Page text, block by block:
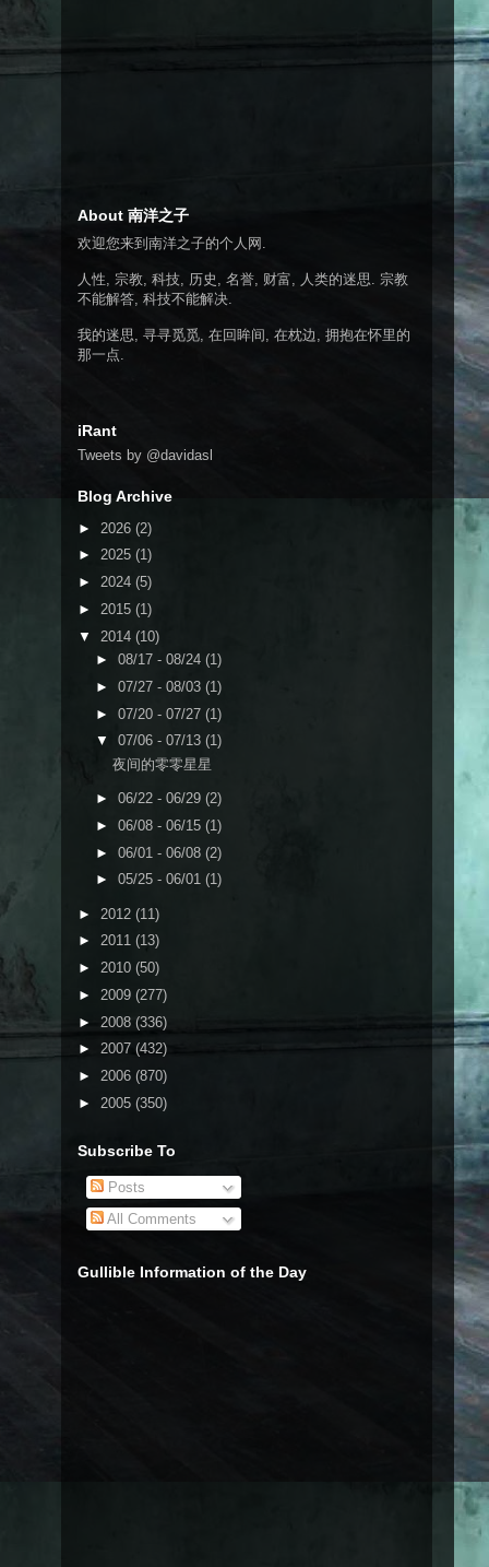
About 南洋之子
欢迎您来到南洋之子的个人网.
人性, 宗教, 科技, 历史, 名誉, 财富, 人类的迷思. 宗教
不能解答, 科技不能解决.
我的迷思, 寻寻觅觅, 在回眸间, 在枕边, 拥抱在怀里的
那一点.
iRant
Tweets by @davidasl
Blog Archive
► 2026 (2)
► 2025 (1)
► 2024 (5)
► 2015 (1)
▼ 2014 (10)
► 08/17 - 08/24 (1)
► 07/27 - 08/03 (1)
► 07/20 - 07/27 (1)
▼ 07/06 - 07/13 (1)
夜间的零零星星
► 06/22 - 06/29 (2)
► 06/08 - 06/15 (1)
► 06/01 - 06/08 (2)
► 05/25 - 06/01 (1)
► 2012 (11)
► 2011 (13)
► 2010 (50)
► 2009 (277)
► 2008 (336)
► 2007 (432)
► 2006 (870)
► 2005 (350)
Subscribe To
Posts
All Comments
Gullible Information of the Day